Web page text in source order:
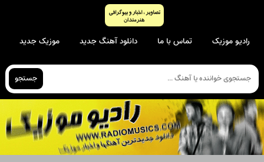
رادیو موزیک تماس با ما دانلود آهنگ جدید موزیک جدید
جستجو